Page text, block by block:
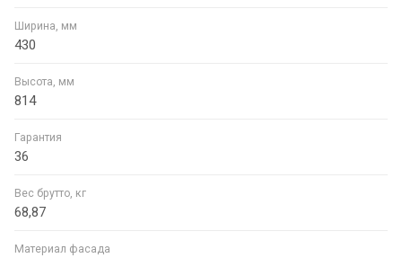
Ширина, мм
430
Высота, мм
814
Гарантия
36
Вес брутто, кг
68,87
Материал фасада